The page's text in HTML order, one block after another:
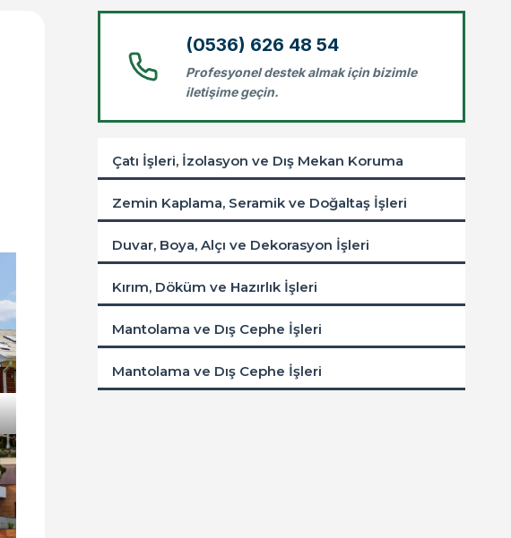
(0536) 626 48 54
Profesyonel destek almak için bizimle
iletişime geçin.
Çatı İşleri, İzolasyon ve Dış Mekan Koruma
Zemin Kaplama, Seramik ve Doğaltaş İşleri
Duvar, Boya, Alçı ve Dekorasyon İşleri
Kırım, Döküm ve Hazırlık İşleri
Mantolama ve Dış Cephe İşleri
Mantolama ve Dış Cephe İşleri